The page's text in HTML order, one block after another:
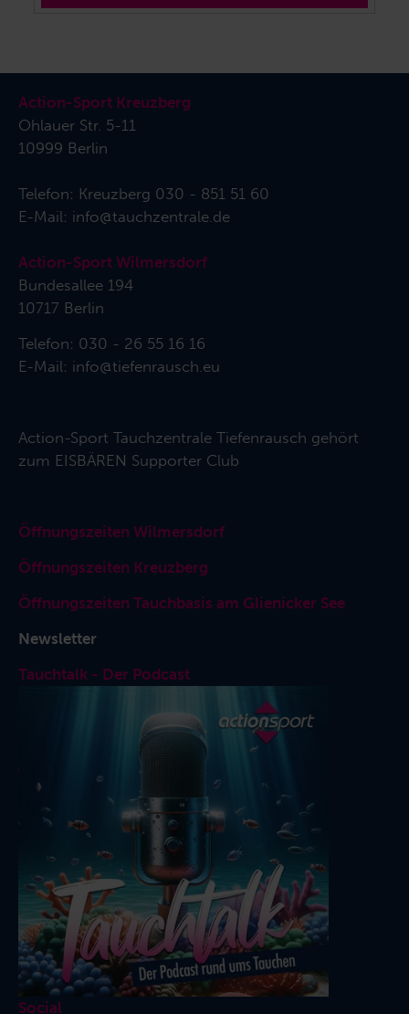
Action-Sport Kreuzberg
Ohlauer Str. 5-11
10999 Berlin
Telefon: Kreuzberg 030 - 851 51 60
E-Mail: info@tauchzentrale.de
Action-Sport Wilmersdorf
Bundesallee 194
10717 Berlin
Telefon: 030 - 26 55 16 16
E-Mail: info@tiefenrausch.eu
Action-Sport Tauchzentrale Tiefenrausch gehört
zum EISBÄREN Supporter Club
Öffnungszeiten Wilmersdorf
Öffnungszeiten Kreuzberg
Öffnungszeiten Tauchbasis am Glienicker See
Newsletter
Tauchtalk - Der Podcast
Social